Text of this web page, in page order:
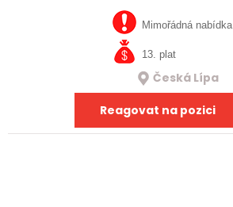
jste šikovný absolvent…
Mimořádná nabídka
13. plat
Česká Lípa
Reagovat na pozici